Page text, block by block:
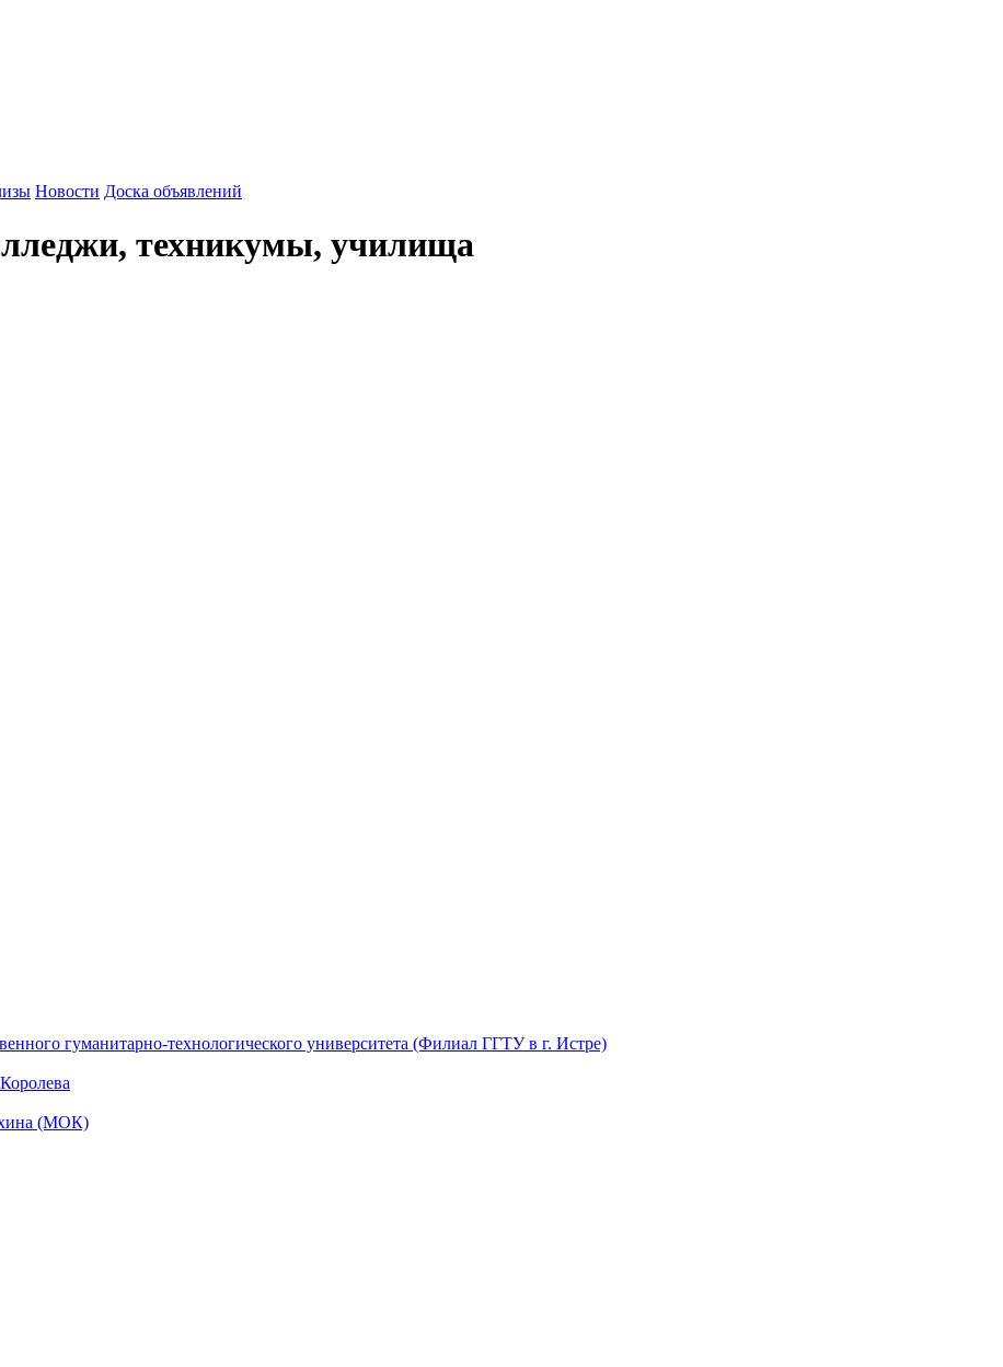
Новости Доска объявлений
техникумы, училища
гуманитарно-технологического университета (Филиал ГГТУ в г. Истре)
(МОК)